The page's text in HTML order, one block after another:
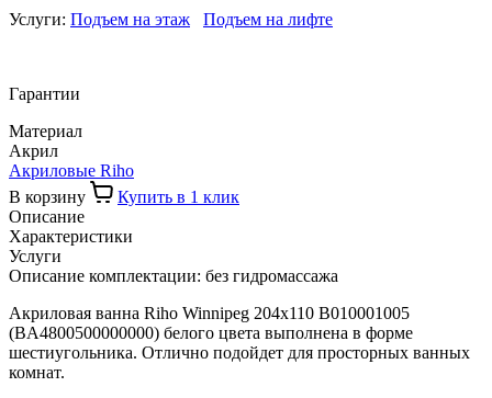
Услуги: Подъем на этаж Подъем на лифте
Гарантии
Материал
Акрил
Акриловые Riho
В корзину
Купить в 1 клик
Описание
Характеристики
Услуги
Описание комплектации: без гидромассажа
Акриловая ванна Riho Winnipeg 204x110 B010001005
(BA4800500000000) белого цвета выполнена в форме
шестиугольника. Отлично подойдет для просторных ванных
комнат.